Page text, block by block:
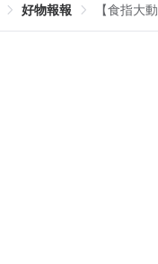
好物報報 【食指大